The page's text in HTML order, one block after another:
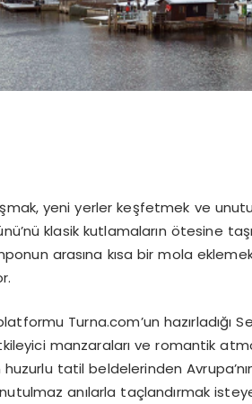
yeni yerler keşfetmek ve
klasik kutlamaların ötesine
arasına kısa bir mola
Turna.com’un hazırladığı
manzaraları ve romantik
huzurlu tatil beldelerinden
anılarla taçlandırmak